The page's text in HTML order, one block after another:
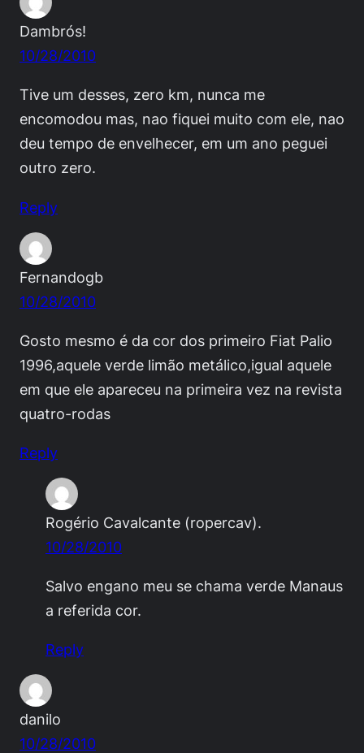
Dambrós!
10/28/2010
Tive um desses, zero km, nunca me
encomodou mas, nao fiquei muito com ele, nao
deu tempo de envelhecer, em um ano peguei
outro zero.
Reply
Fernandogb
10/28/2010
Gosto mesmo é da cor dos primeiro Fiat Palio
1996,aquele verde limão metálico,igual aquele
em que ele apareceu na primeira vez na revista
quatro-rodas
Reply
Rogério Cavalcante (ropercav).
10/28/2010
Salvo engano meu se chama verde Manaus
a referida cor.
Reply
danilo
10/28/2010